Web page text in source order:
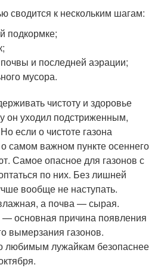
сводится к нескольким шагам:
подкормке;
и последней аэрации;
мусора.
чистоту и здоровье
он уходил подстриженным,
если о чистоте газона
самом важном пункте осеннего
Самое опасное для газонов с
по них. Без лишней
вообще не наступать.
а почва — сырая.
основная причина появления
вымерзания газонов.
любимым лужайкам безопаснее